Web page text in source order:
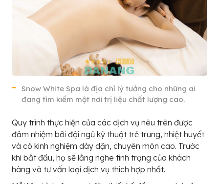
Snow White Spa là địa chỉ lý tưởng cho những ai
đang tìm kiếm một nơi trị liệu chất lượng cao.
Quy trình thực hiện của các dịch vụ nêu trên được
đảm nhiệm bởi đội ngũ kỹ thuật trẻ trung, nhiệt huyết
và có kinh nghiệm dày dặn, chuyên môn cao. Trước
khi bắt đầu, họ sẽ lắng nghe tình trạng của khách
hàng và tư vấn loại dịch vụ thích hợp nhất.